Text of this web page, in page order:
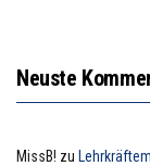
Neuste
MissB! zu